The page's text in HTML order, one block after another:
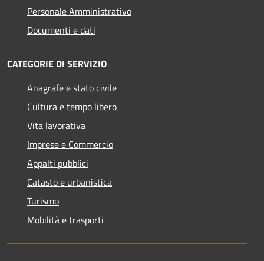
Personale Amministrativo
Documenti e dati
CATEGORIE DI SERVIZIO
Anagrafe e stato civile
Cultura e tempo libero
Vita lavorativa
Imprese e Commercio
Appalti pubblici
Catasto e urbanistica
Turismo
Mobilità e trasporti